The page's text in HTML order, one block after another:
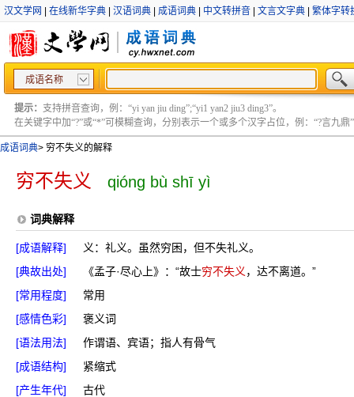
汉文学网 在线新华字典 汉语词典 成语词典 中文转拼音 文言文字典 繁体字转
成语名称
提示： 支持拼音查询，例：“yi yan jiu ding”;“yi1 yan2 jiu3 ding3”。
在关键字中加“?”或“*”可模糊查询，分别表示一个或多个汉字占位，例：“?言九鼎”
成语词典> 穷不失义的解释
穷不失义 qióng bù shī yì
词典解释
[成语解释]
义：礼义。虽然穷困，但不失礼义。
[典故出处]
《孟子·尽心上》：“故士穷不失义 ，达不离道。”
[常用程度]
常用
[感情色彩]
褒义词
[语法用法]
作谓语、宾语；指人有骨气
[成语结构]
紧缩式
[产生年代]
古代